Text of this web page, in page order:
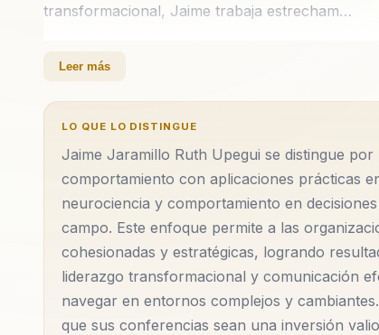
transformacional, Jaime trabaja estrecham…
Jaime Jaramillo Ruth Upegui es un
liderazgo transformacional, Jaime trabaja
cultura organizacional. Su metodología se
aplicaciones prácticas, lo que le permite
La experiencia de Jaime se extiende a la
toma de decisiones estratégicas. Al
Jaime ayuda a los líderes a desarrollar
contextos complejos y cambiantes. Su
Leer más
LO QUE LO DISTINGUE
Jaime Jaramillo Ruth Upegui se distingue
comportamiento con aplicaciones prácticas
neurociencia y comportamiento en
campo. Este enfoque permite a las
cohesionadas y estratégicas, logrando
liderazgo transformacional y comunicación
navegar en entornos complejos y
que sus conferencias sean una inversión